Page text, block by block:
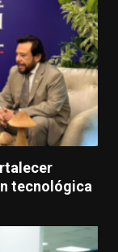
tecnológica